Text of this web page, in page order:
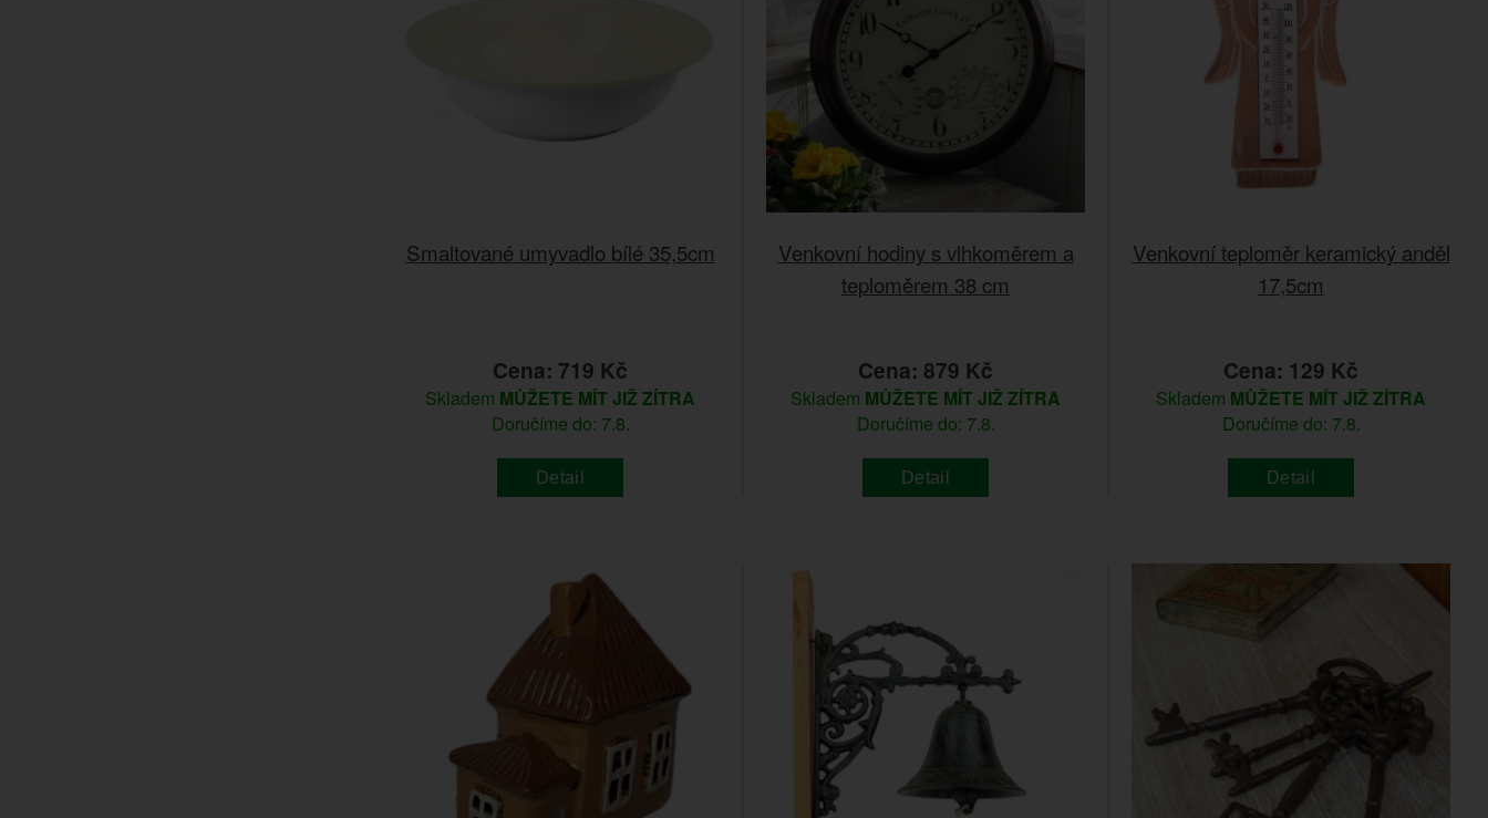
Smaltované umyvadlo bílé 35,5cm
Cena: 719 Kč
Skladem MŮŽETE MÍT JIŽ ZÍTRA
Doručíme do: 7.8.
Detail
Venkovní hodiny s vlhkoměrem a
teploměrem 38 cm
Cena: 879 Kč
Skladem MŮŽETE MÍT JIŽ ZÍTRA
Doručíme do: 7.8.
Detail
Venkovní teploměr keramický anděl
17,5cm
Cena: 129 Kč
Skladem MŮŽETE MÍT JIŽ ZÍTRA
Doručíme do: 7.8.
Detail